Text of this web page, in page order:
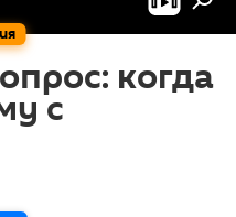
когда
с